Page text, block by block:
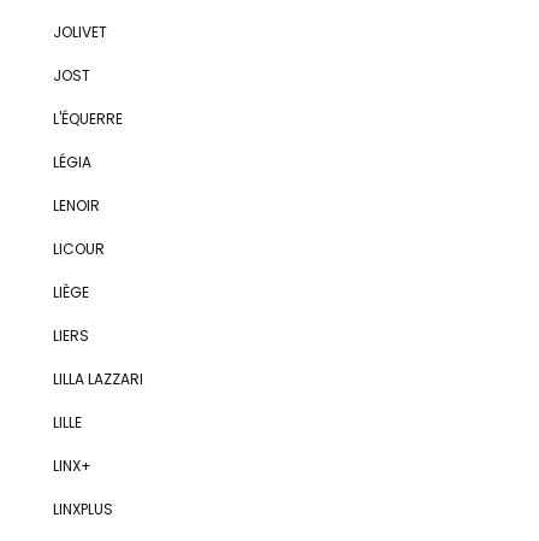
JOLIVET
JOST
L'ÉQUERRE
LÉGIA
LENOIR
LICOUR
LIÈGE
LIERS
LILLA LAZZARI
LILLE
LINX+
LINXPLUS